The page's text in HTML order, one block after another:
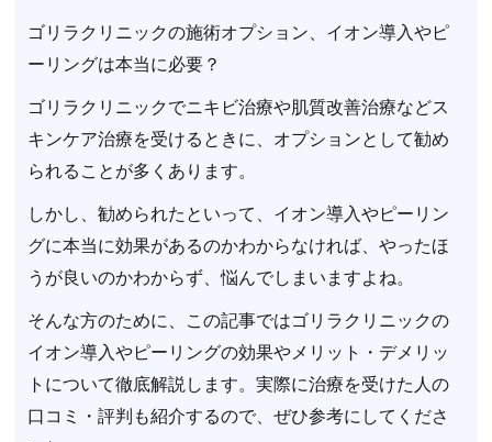
ゴリラクリニックの施術オプション、イオン導入やピ
ーリングは本当に必要？
ゴリラクリニックでニキビ治療や肌質改善治療などス
キンケア治療を受けるときに、オプションとして勧め
られることが多くあります。
しかし、勧められたといって、イオン導入やピーリン
グに本当に効果があるのかわからなければ、やったほ
うが良いのかわからず、悩んでしまいますよね。
そんな方のために、この記事ではゴリラクリニックの
イオン導入やピーリングの効果やメリット・デメリッ
トについて徹底解説します。実際に治療を受けた人の
口コミ・評判も紹介するので、ぜひ参考にしてくださ